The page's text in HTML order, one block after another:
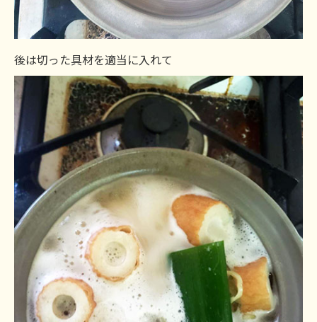
後は切った具材を適当に入れて